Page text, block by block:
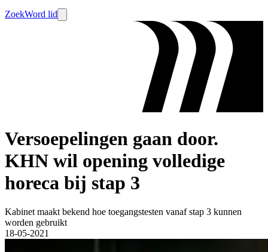
ZoekWord lid
Versoepelingen gaan door.
KHN wil opening volledige
horeca bij stap 3
Kabinet maakt bekend hoe toegangstesten vanaf stap 3 kunnen
worden gebruikt
18-05-2021